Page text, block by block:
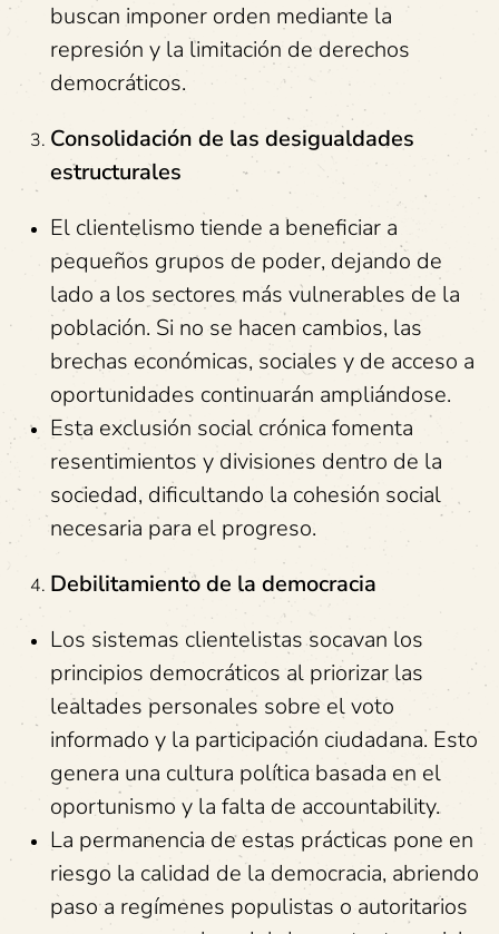
buscan imponer orden mediante la
represión y la limitación de derechos
democráticos.
Consolidación de las desigualdades
estructurales
El clientelismo tiende a beneficiar a
pequeños grupos de poder, dejando de
lado a los sectores más vulnerables de la
población. Si no se hacen cambios, las
brechas económicas, sociales y de acceso a
oportunidades continuarán ampliándose.
Esta exclusión social crónica fomenta
resentimientos y divisiones dentro de la
sociedad, dificultando la cohesión social
necesaria para el progreso.
Debilitamiento de la democracia
Los sistemas clientelistas socavan los
principios democráticos al priorizar las
lealtades personales sobre el voto
informado y la participación ciudadana. Esto
genera una cultura política basada en el
oportunismo y la falta de accountability.
La permanencia de estas prácticas pone en
riesgo la calidad de la democracia, abriendo
paso a regímenes populistas o autoritarios